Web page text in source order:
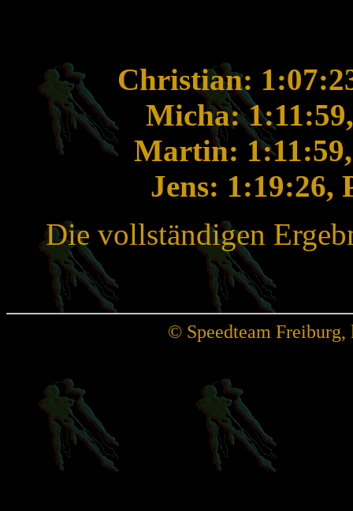
Christian:
Micha:
Martin:
Jens: 1:19:26,
Die vollständigen
© Speedteam